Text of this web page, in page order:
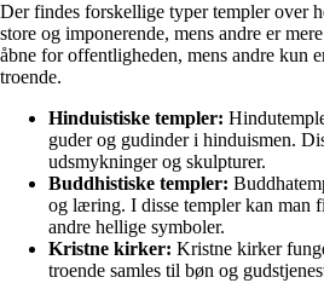
Der findes forskellige typer templer over
store og imponerende, mens andre er
åbne for offentligheden, mens andre kun
troende.
Hinduistiske templer:
guder og gudinder i hinduismen.
udsmykninger og skulpturer.
Buddhistiske templer:
og læring. I disse templer kan man
andre hellige symboler.
Kristne kirker: Kristne kirker
troende samles til bøn og